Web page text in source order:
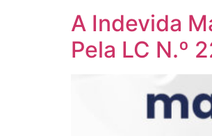
A Indevida
Pela LC N.º